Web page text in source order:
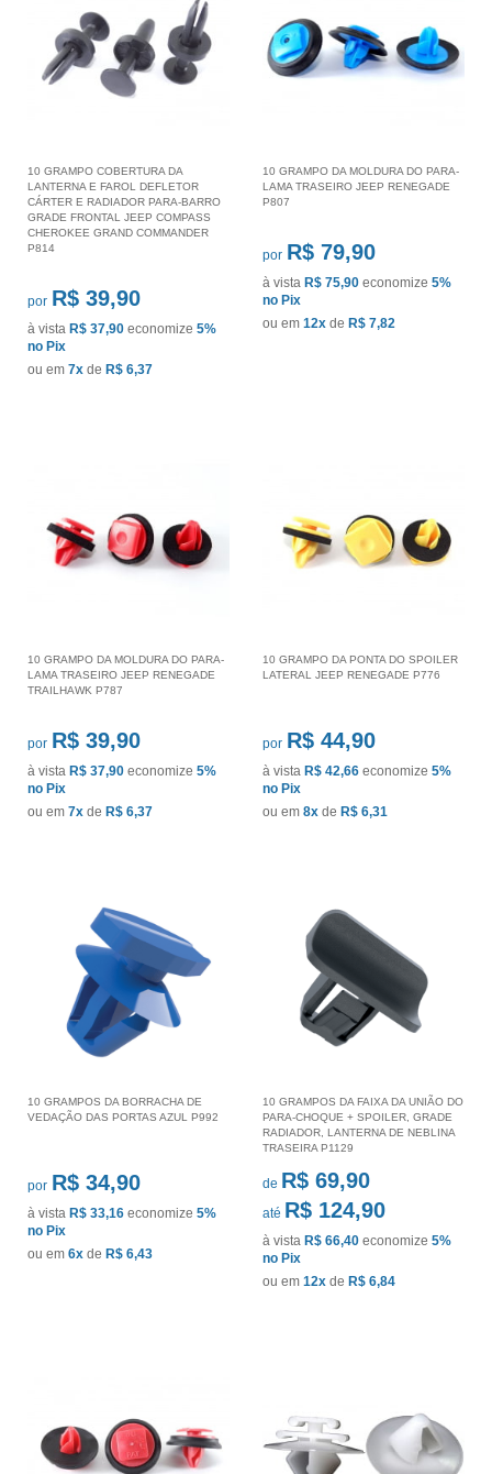
10 GRAMPO COBERTURA DA
LANTERNA E FAROL DEFLETOR
CÁRTER E RADIADOR PARA-BARRO
GRADE FRONTAL JEEP COMPASS
CHEROKEE GRAND COMMANDER
P814
por R$ 39,90
à vista R$ 37,90 economize 5%
no Pix
ou em 7x de R$ 6,37
10 GRAMPO DA MOLDURA DO PARA-
LAMA TRASEIRO JEEP RENEGADE
P807
por R$ 79,90
à vista R$ 75,90 economize 5%
no Pix
ou em 12x de R$ 7,82
10 GRAMPO DA MOLDURA DO PARA-
LAMA TRASEIRO JEEP RENEGADE
TRAILHAWK P787
por R$ 39,90
à vista R$ 37,90 economize 5%
no Pix
ou em 7x de R$ 6,37
10 GRAMPO DA PONTA DO SPOILER
LATERAL JEEP RENEGADE P776
por R$ 44,90
à vista R$ 42,66 economize 5%
no Pix
ou em 8x de R$ 6,31
10 GRAMPOS DA BORRACHA DE
VEDAÇÃO DAS PORTAS AZUL P992
por R$ 34,90
à vista R$ 33,16 economize 5%
no Pix
ou em 6x de R$ 6,43
10 GRAMPOS DA FAIXA DA UNIÃO DO
PARA-CHOQUE + SPOILER, GRADE
RADIADOR, LANTERNA DE NEBLINA
TRASEIRA P1129
de R$ 69,90
até R$ 124,90
à vista R$ 66,40 economize 5%
no Pix
ou em 12x de R$ 6,84